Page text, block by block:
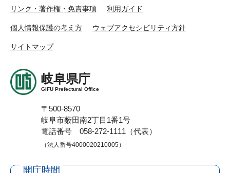
リンク・著作権・免責事項 利用ガイド
個人情報保護の考え方 ウェブアクセシビリティ方針
サイトマップ
岐阜県庁
GIFU Prefectural Office
〒500-8570
岐阜市薮田南2丁目1番1号
電話番号 058-272-1111（代表）
（法人番号4000020210005）
開庁時間